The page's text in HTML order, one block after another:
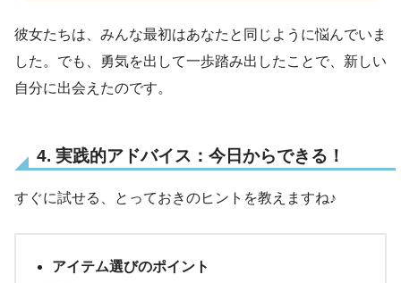
彼女たちは、みんな最初はあなたと同じように悩んでいま
した。でも、勇気を出して一歩踏み出したことで、新しい
自分に出会えたのです。
4. 実践的アドバイス：今日からできる！
すぐに試せる、とっておきのヒントを教えますね♪
アイテム選びのポイント